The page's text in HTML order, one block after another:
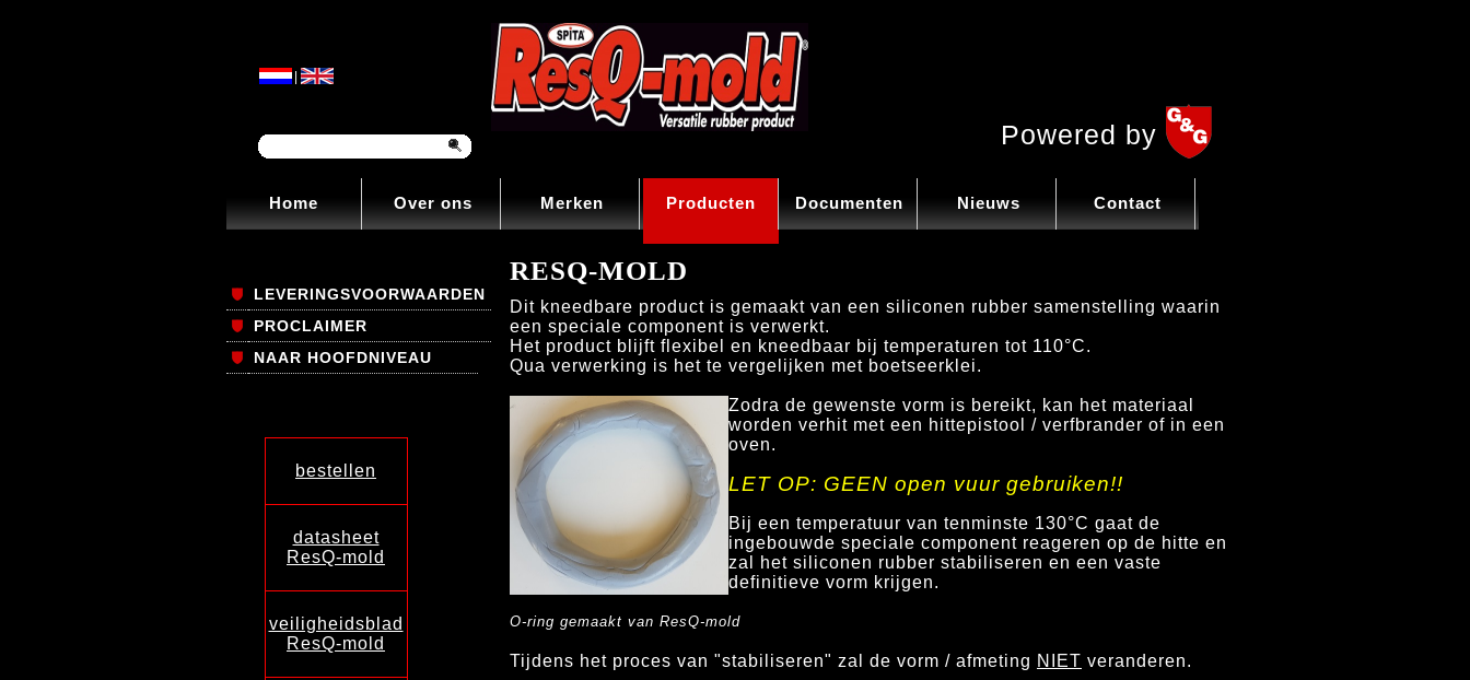
Powered by
Home Over ons Merken Producten Documenten Nieuws Contact
LEVERINGSVOORWAARDEN
PROCLAIMER
NAAR HOOFDNIVEAU
bestellen
datasheet
ResQ-mold
veiligheidsblad
ResQ-mold
RESQ-MOLD
Dit kneedbare product is gemaakt van een siliconen rubber samenstelling waarin
een speciale component is verwerkt.
Het product blijft flexibel en kneedbaar bij temperaturen tot 110°C.
Qua verwerking is het te vergelijken met boetseerklei.
Zodra de gewenste vorm is bereikt, kan het materiaal
worden verhit met een hittepistool / verfbrander of in een
oven.
LET OP: GEEN open vuur gebruiken!!
Bij een temperatuur van tenminste 130°C gaat de
ingebouwde speciale component reageren op de hitte en
zal het siliconen rubber stabiliseren en een vaste
definitieve vorm krijgen.
O-ring gemaakt van ResQ-mold
Tijdens het proces van "stabiliseren" zal de vorm / afmeting NIET veranderen.